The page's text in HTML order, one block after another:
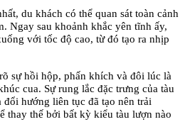
du khách có thể quan sát toàn cảnh
Ngay sau khoảnh khắc yên tĩnh ấy,
với tốc độ cao, từ đó tạo ra nhịp
sự hồi hộp, phấn khích và đôi lúc là
cua. Sự rung lắc đặc trưng của tàu
hướng liên tục đã tạo nên trải
thay thế bởi bất kỳ kiểu tàu lượn nào